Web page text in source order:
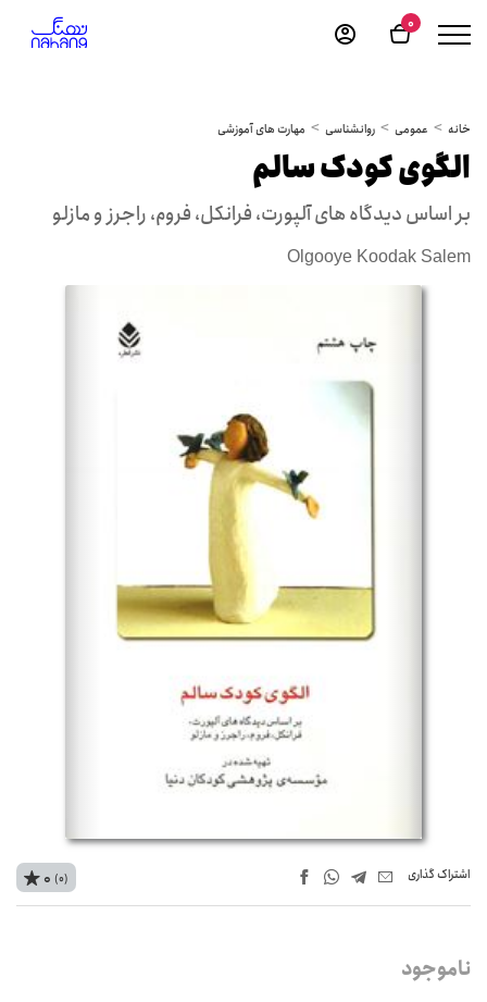
0
خانه عمومی روانشناسی مهارت های آموزشی
الگوی کودک سالم
بر اساس دیدگاه های آلپورت، فرانکل، فروم، راجرز و مازلو
Olgooye Koodak Salem
اشتراک‌ گذاری 0 (0)
ناموجود